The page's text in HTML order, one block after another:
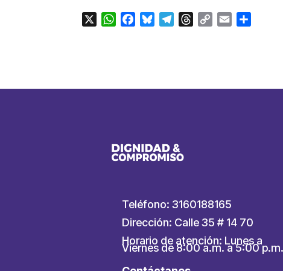
WhatsApp
FacebookBlueskyTelegramThreads
Copy Email
Teléfono: 3160188165
Dirección: Calle 35 # 14 70
Horario de atención: Lunes a
Viernes de 8:00 a.m. a 5:00 p.m.